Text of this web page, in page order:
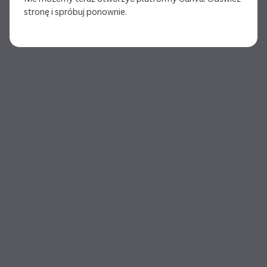
stronę i spróbuj ponownie.